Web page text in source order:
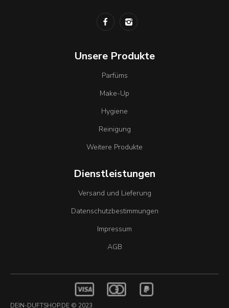
Unsere Produkte
Parfüms
Make-Up
Hygiene
Reinigung
Weitere Produkte
Dienstleistungen
Versand und Lieferung
Datenschutzbestimmungen
Impressum
AGB
DEIN-DUFTSHOP.DE © 2023